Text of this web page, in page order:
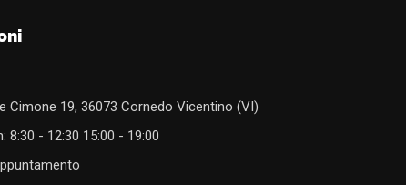
Cimone 19, 36073 Cornedo Vicentino (VI)
8:30 - 12:30 15:00 - 19:00